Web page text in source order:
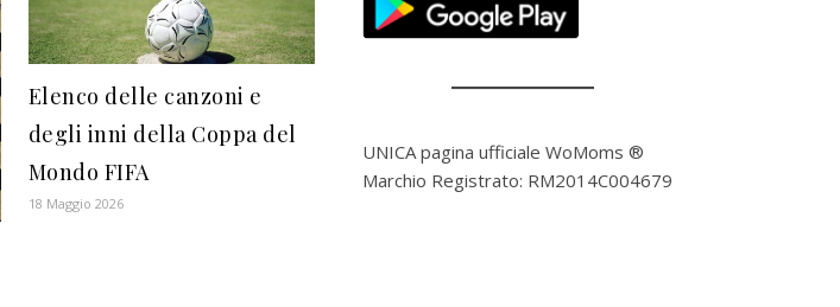
Elenco delle canzoni e
degli inni della Coppa del
Mondo FIFA
18 Maggio 2026
UNICA pagina ufficiale WoMoms ®
Marchio Registrato: RM2014C004679